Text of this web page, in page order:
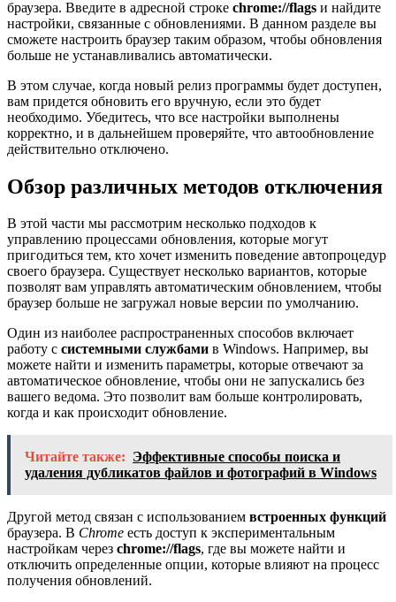
браузера. Введите в адресной строке chrome://flags и найдите
настройки, связанные с обновлениями. В данном разделе вы
сможете настроить браузер таким образом, чтобы обновления
больше не устанавливались автоматически.
В этом случае, когда новый релиз программы будет доступен,
вам придется обновить его вручную, если это будет
необходимо. Убедитесь, что все настройки выполнены
корректно, и в дальнейшем проверяйте, что автообновление
действительно отключено.
Обзор различных методов отключения
В этой части мы рассмотрим несколько подходов к
управлению процессами обновления, которые могут
пригодиться тем, кто хочет изменить поведение автопроцедур
своего браузера. Существует несколько вариантов, которые
позволят вам управлять автоматическим обновлением, чтобы
браузер больше не загружал новые версии по умолчанию.
Один из наиболее распространенных способов включает
работу с системными службами в Windows. Например, вы
можете найти и изменить параметры, которые отвечают за
автоматическое обновление, чтобы они не запускались без
вашего ведома. Это позволит вам больше контролировать,
когда и как происходит обновление.
Читайте также: Эффективные способы поиска и
удаления дубликатов файлов и фотографий в Windows
Другой метод связан с использованием встроенных функций
браузера. В Chrome есть доступ к экспериментальным
настройкам через chrome://flags, где вы можете найти и
отключить определенные опции, которые влияют на процесс
получения обновлений.